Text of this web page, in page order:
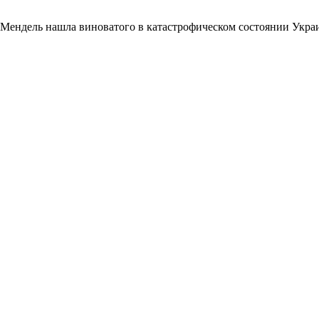
Мендель нашла виноватого в катастрофическом состоянии